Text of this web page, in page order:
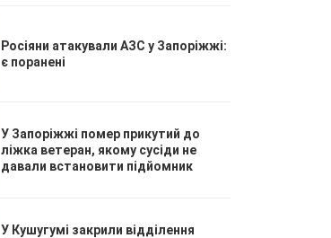
Росіяни атакували АЗС у Запоріжжі:
є поранені
У Запоріжжі помер прикутий до
ліжка ветеран, якому сусіди не
давали встановити підйомник
У Кушугумі закрили відділення